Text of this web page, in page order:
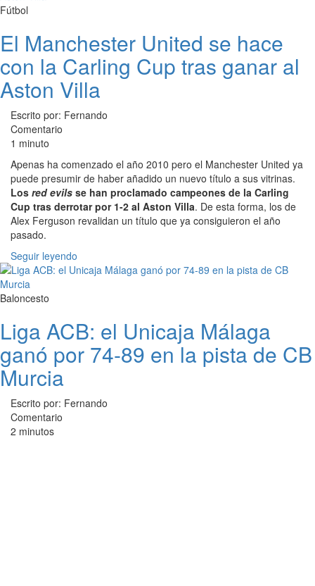
Fútbol
El Manchester United se hace
con la Carling Cup tras ganar al
Aston Villa
Escrito por: Fernando
Comentario
1 minuto
Apenas ha comenzado el año 2010 pero el Manchester United ya
puede presumir de haber añadido un nuevo título a sus vitrinas.
Los red evils se han proclamado campeones de la Carling
Cup tras derrotar por 1-2 al Aston Villa. De esta forma, los de
Alex Ferguson revalidan un título que ya consiguieron el año
pasado.
Seguir leyendo
Baloncesto
Liga ACB: el Unicaja Málaga
ganó por 74-89 en la pista de CB
Murcia
Escrito por: Fernando
Comentario
2 minutos